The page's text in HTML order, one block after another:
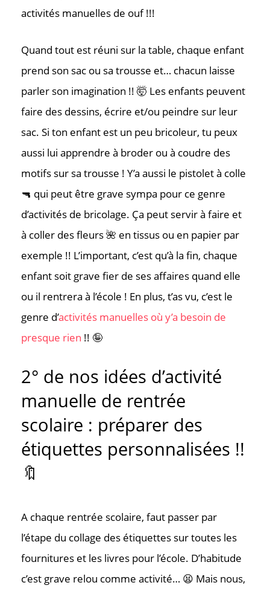
activités manuelles de ouf !!!
Quand tout est réuni sur la table, chaque enfant
prend son sac ou sa trousse et… chacun laisse
parler son imagination !! 🤯 Les enfants peuvent
faire des dessins, écrire et/ou peindre sur leur
sac. Si ton enfant est un peu bricoleur, tu peux
aussi lui apprendre à broder ou à coudre des
motifs sur sa trousse ! Y’a aussi le pistolet à colle
🔫 qui peut être grave sympa pour ce genre
d’activités de bricolage. Ça peut servir à faire et
à coller des fleurs 🌺 en tissus ou en papier par
exemple !! L’important, c’est qu’à la fin, chaque
enfant soit grave fier de ses affaires quand elle
ou il rentrera à l’école ! En plus, t’as vu, c’est le
genre d’activités manuelles où y’a besoin de
presque rien !! 🤪
2° de nos idées d’activité
manuelle de rentrée
scolaire : préparer des
étiquettes personnalisées !!
🔖
A chaque rentrée scolaire, faut passer par
l’étape du collage des étiquettes sur toutes les
fournitures et les livres pour l’école. D’habitude
c’est grave relou comme activité… 😫 Mais nous,